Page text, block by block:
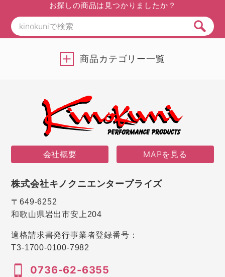
お探しの商品は見つかりましたか？
商品カテゴリー一覧
会社概要 MAPを見る
株式会社キノクニエンタープライズ
〒649-6252
和歌山県岩出市安上204
適格請求書発行事業者登録番号：
T3-1700-0100-7982
0736-62-6355